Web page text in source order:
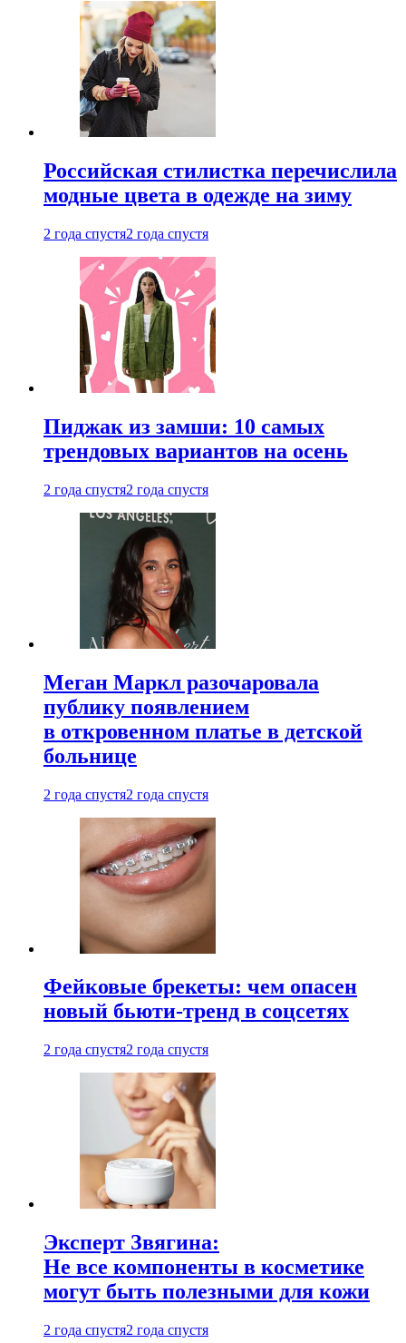
Российская стилистка перечислила
модные цвета в одежде на зиму
2 года спустя2 года спустя
Пиджак из замши: 10 самых
трендовых вариантов на осень
2 года спустя2 года спустя
Меган Маркл разочаровала
публику появлением
в откровенном платье в детской
больнице
2 года спустя2 года спустя
Фейковые брекеты: чем опасен
новый бьюти-тренд в соцсетях
2 года спустя2 года спустя
Эксперт Звягина:
Не все компоненты в косметике
могут быть полезными для кожи
2 года спустя2 года спустя